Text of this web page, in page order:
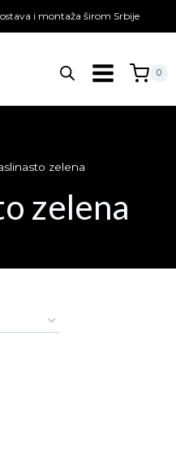
i montaža širom Srbije
0
zelena
zelena